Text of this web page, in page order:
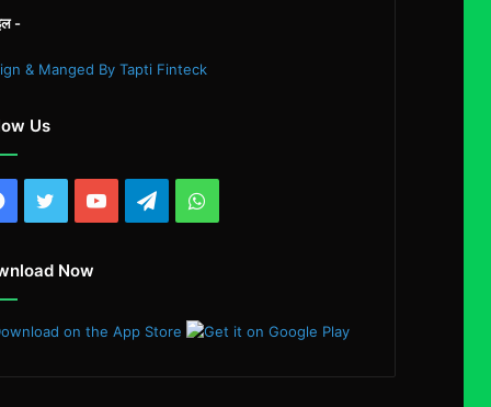
-
& Manged By Tapti Finteck
Us
Facebook
TwitterYouTubeTelegramWhatsApp
Now